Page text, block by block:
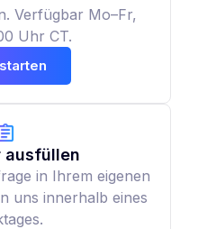
Verfügbar Mo–Fr,
Uhr CT.
ausfüllen
in Ihrem eigenen
uns innerhalb eines